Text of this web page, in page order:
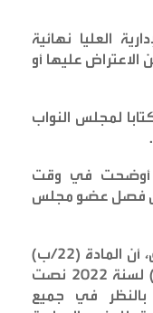
العليا نهائية
عليها أو
حزب العمال أرسل في 2025 كتابا لمجلس النواب
.
أوضحت في وقت
حال فصل عضو مجلس
وبينت الهيئة في بيان صحفي سابق، أن المادة (22/ب)
من قانون الأحزاب السياسية رقم (7) لسنة 2022 نصت
بالنظر في جميع